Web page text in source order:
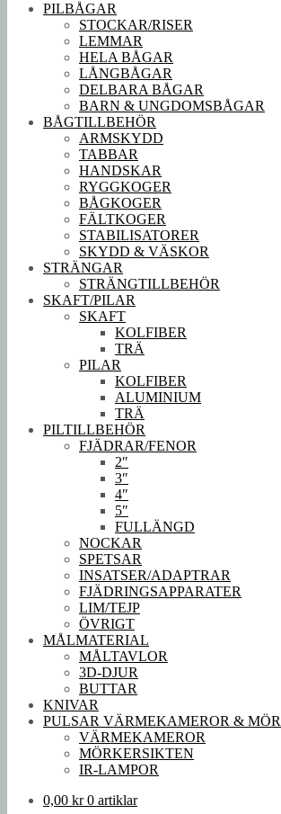
PILBÅGAR
STOCKAR/RISER
LEMMAR
HELA BÅGAR
LÅNGBÅGAR
DELBARA BÅGAR
BARN & UNGDOMSBÅGAR
BÅGTILLBEHÖR
ARMSKYDD
TABBAR
HANDSKAR
RYGGKOGER
BÅGKOGER
FÄLTKOGER
STABILISATORER
SKYDD & VÄSKOR
STRÄNGAR
STRÄNGTILLBEHÖR
SKAFT/PILAR
SKAFT
KOLFIBER
TRÄ
PILAR
KOLFIBER
ALUMINIUM
TRÄ
PILTILLBEHÖR
FJÄDRAR/FENOR
2″
3″
4″
5″
FULLÄNGD
NOCKAR
SPETSAR
INSATSER/ADAPTRAR
FJÄDRINGSAPPARATER
LIM/TEJP
ÖVRIGT
MÅLMATERIAL
MÅLTAVLOR
3D-DJUR
BUTTAR
KNIVAR
PULSAR VÄRMEKAMEROR &
VÄRMEKAMEROR
MÖRKERSIKTEN
IR-LAMPOR
0,00 kr 0 artiklar